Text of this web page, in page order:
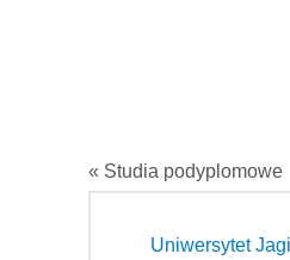
« Studia podyplomowe
Uniwersytet